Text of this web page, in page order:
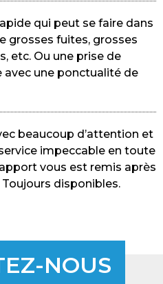
qui peut se faire dans
grosses fuites, grosses
etc. Ou une prise de
avec une ponctualité de
beaucoup d’attention et
impeccable en toute
vous est remis après
disponibles.
NOUS